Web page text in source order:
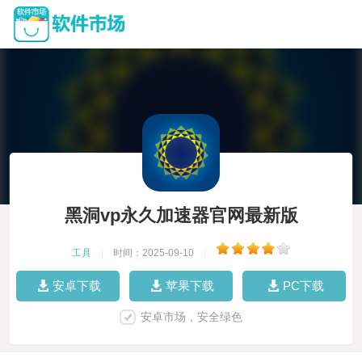
黑洞vp永久加速器官网最新版
工具 时间：2025-09-10
安卓下载 苹果下载 PC下载
安卓市场，安全绿色